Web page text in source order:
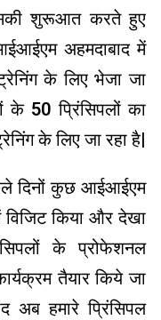
शुरूआत करते हुए
अहमदाबाद में
के लिए भेजा जा
के 50 प्रिंसिपलों का
के लिए जा रहा है|
दिनों कुछ आईआईएम
किया और देखा
के प्रोफेशनल
तैयार किये जा
अब हमारे प्रिंसिपल